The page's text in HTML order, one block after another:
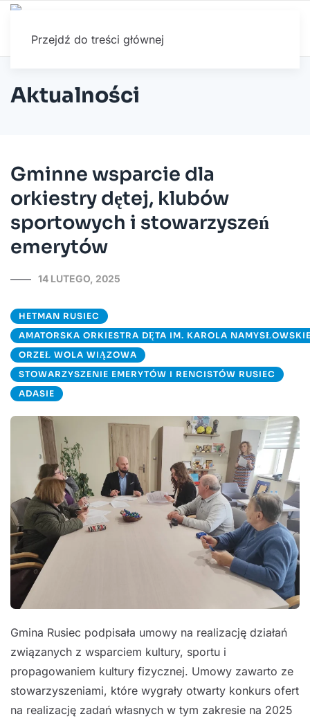
Przejdź do treści głównej
Aktualności
Gminne wsparcie dla
orkiestry dętej, klubów
sportowych i stowarzyszeń
emerytów
14 LUTEGO, 2025
HETMAN RUSIEC
AMATORSKA ORKIESTRA DĘTA IM. KAROLA
ORZEŁ WOLA WIĄZOWA
STOWARZYSZENIE EMERYTÓW I RENCISTÓW RUSIEC
ADASIE
Gmina Rusiec podpisała umowy na realizację działań
związanych z wsparciem kultury, sportu i
propagowaniem kultury fizycznej. Umowy zawarto ze
stowarzyszeniami, które wygrały otwarty konkurs ofert
na realizację zadań własnych w tym zakresie na 2025